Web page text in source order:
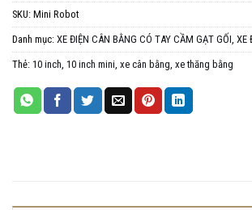
SKU: Mini Robot
Danh mục: XE ĐIỆN CÂN BẰNG CÓ TAY CẦM GẠT GỐI, XE
Thẻ: 10 inch, 10 inch mini, xe cân bằng, xe thăng bằng